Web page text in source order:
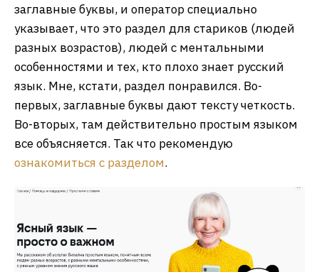
заглавные буквы, и оператор специально
указывает, что это раздел для стариков (людей
разных возрастов), людей с ментальными
особенностями и тех, кто плохо знает русский
язык. Мне, кстати, раздел понравился. Во-
первых, заглавные буквы дают тексту четкость.
Во-вторых, там действительно простым языком
все объясняется. Так что рекомендую
ознакомиться с разделом.